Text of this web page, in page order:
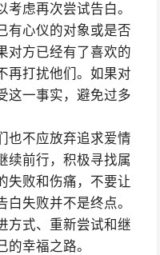
虑再次尝试告白。
有心仪的对象或是否
对方已经有了喜欢的
再打扰他们。如果对
这一事实，避免过多
也不应放弃追求爱情
续前行，积极寻找属
失败和伤痛，不要让
失败并不是终点。
方式、重新尝试和继
幸福之路。